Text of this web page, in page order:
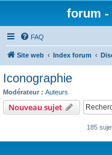
forum -
FAQ
Site web Index forum
Iconographie
Modérateur : Auteurs
Nouveau sujet
185